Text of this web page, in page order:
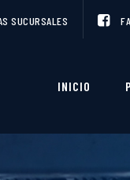
SUCURSALES
INICIO